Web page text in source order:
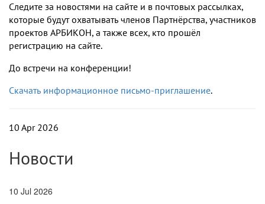
Следите за новостями на сайте и в почтовых рассылках,
которые будут охватывать членов Партнёрства, участников
проектов АРБИКОН, а также всех, кто прошёл
регистрацию на сайте.
До встречи на конференции!
Скачать информационное письмо-приглашение.
10 Apr 2026
Новости
10 Jul 2026